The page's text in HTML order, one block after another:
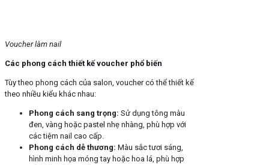
Voucher làm nail
Các phong cách thiết kế voucher phổ biến
Tùy theo phong cách của salon, voucher có thể thiết kế
theo nhiều kiểu khác nhau:
Phong cách sang trọng: Sử dụng tông màu
đen, vàng hoặc pastel nhẹ nhàng, phù hợp với
các tiệm nail cao cấp.
Phong cách dễ thương: Màu sắc tươi sáng,
hình minh họa móng tay hoặc hoa lá, phù hợp